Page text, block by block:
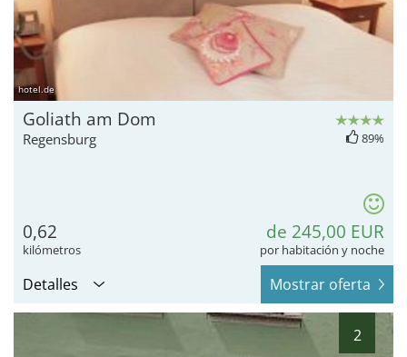
hotel.de
Goliath am Dom
Regensburg 89%
0,62
kilómetros
de 245,00 EUR
por habitación y noche
Detalles Mostrar oferta
2